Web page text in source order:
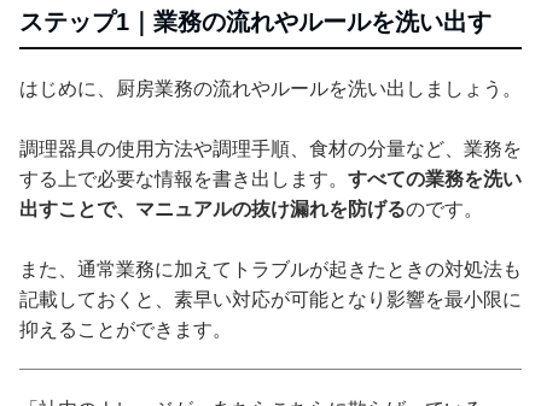
ステップ1｜業務の流れやルールを洗い出す
はじめに、厨房業務の流れやルールを洗い出しましょう。
調理器具の使用方法や調理手順、食材の分量など、業務を
する上で必要な情報を書き出します。 すべての業務を洗い
出すことで、マニュアルの抜け漏れを防げるのです。
また、通常業務に加えてトラブルが起きたときの対処法も
記載しておくと、素早い対応が可能となり影響を最小限に
抑えることができます。